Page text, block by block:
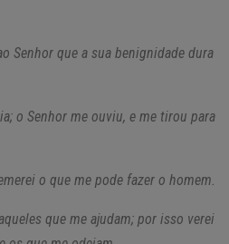
Senhor que a sua benignidade dura
o Senhor me ouviu, e me tirou para
o que me pode fazer o homem.
que me ajudam; por isso verei